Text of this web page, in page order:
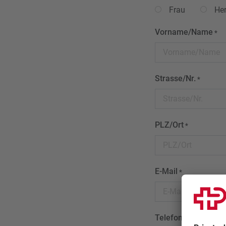
Frau
Vorname/Name *
Strasse/Nr. *
PLZ/Ort *
E-Mail *
Telefon